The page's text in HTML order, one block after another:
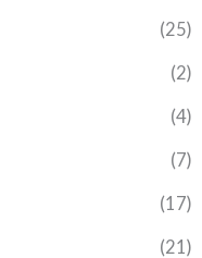
(25)
(2)
(4)
(7)
(17)
(21)